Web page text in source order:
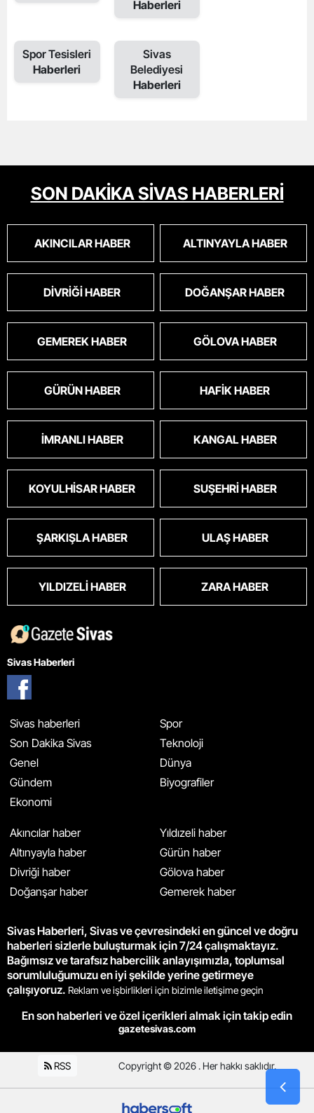
Haberleri
Spor Tesisleri
Haberleri
Sivas
Belediyesi
Haberleri
SON DAKİKA SİVAS HABERLERİ
AKINCILAR HABER ALTINYAYLA HABER
DIVRIĞI HABER DOĞANŞAR HABER
GEMEREK HABER GÖLOVA HABER
GÜRÜN HABER HAFIK HABER
İMRANLI HABER KANGAL HABER
KOYULHISAR HABER SUŞEHRI HABER
ŞARKIŞLA HABER ULAŞ HABER
YILDIZELI HABER ZARA HABER
Sivas Haberleri
Sivas haberleri
Son Dakika Sivas
Genel
Gündem
Ekonomi
Spor
Teknoloji
Dünya
Biyografiler
Akıncılar haber
Altınyayla haber
Divriği haber
Doğanşar haber
Yıldızeli haber
Gürün haber
Gölova haber
Gemerek haber
Sivas Haberleri, Sivas ve çevresindeki en güncel ve doğru
haberleri sizlerle buluşturmak için 7/24 çalışmaktayız.
Bağımsız ve tarafsız habercilik anlayışımızla, toplumsal
sorumluluğumuzu en iyi şekilde yerine getirmeye
çalışıyoruz. Reklam ve işbirlikleri için bizimle iletişime geçin
En son haberleri ve özel içerikleri almak için takip edin
gazetesivas.com
RSS Copyright © 2026 . Her hakkı saklıdır.